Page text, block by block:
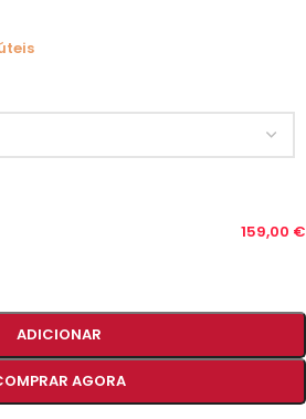
159,00 €
ADICIONAR
AGORA